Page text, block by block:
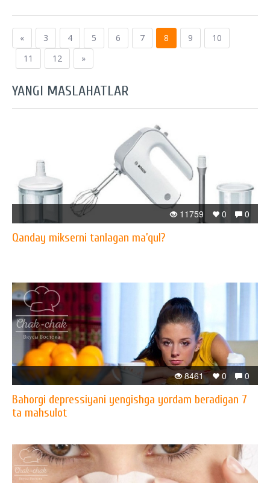
« 3 4 5 6 7 8 9
10
11
12 »
YANGI MASLAHATLAR
0
0
11759
Qanday mikserni tanlagan ma’qul?
0
0
8461
Bahorgi depressiyani yengishga yordam beradigan 7
ta mahsulot